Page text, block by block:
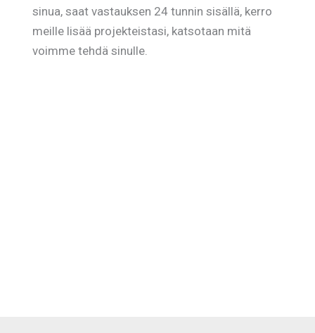
sinua, saat vastauksen 24 tunnin sisällä, kerro
meille lisää projekteistasi, katsotaan mitä
voimme tehdä sinulle.